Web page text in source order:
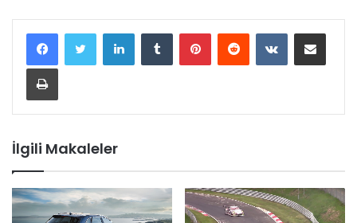
İlgili Makaleler